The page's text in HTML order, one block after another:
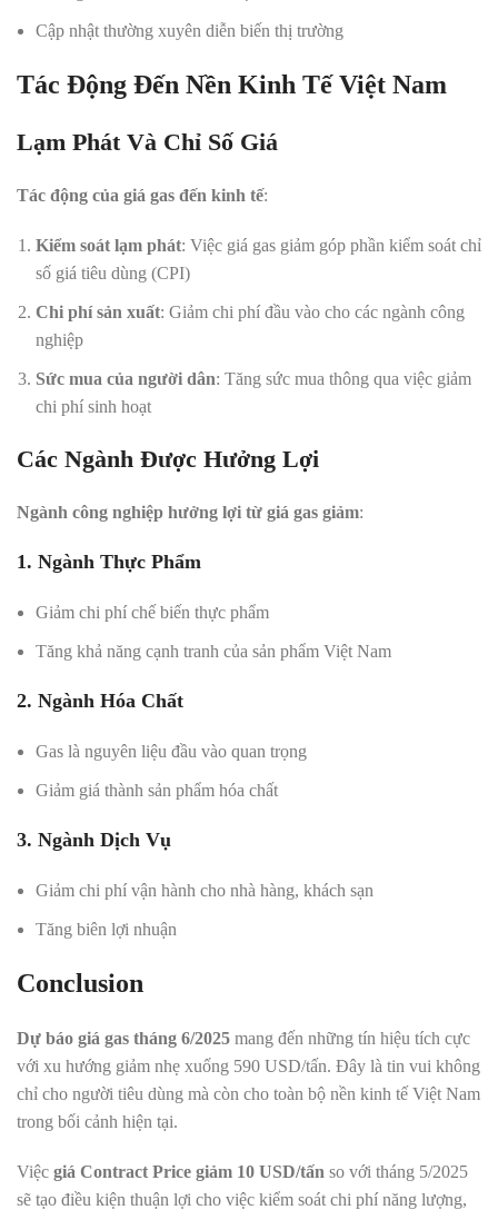
Cập nhật thường xuyên diễn biến thị trường
Tác Động Đến Nền Kinh Tế Việt Nam
Lạm Phát Và Chỉ Số Giá
Tác động của giá gas đến kinh tế:
Kiểm soát lạm phát: Việc giá gas giảm góp phần kiểm soát chỉ
số giá tiêu dùng (CPI)
Chi phí sản xuất: Giảm chi phí đầu vào cho các ngành công
nghiệp
Sức mua của người dân: Tăng sức mua thông qua việc giảm
chi phí sinh hoạt
Các Ngành Được Hưởng Lợi
Ngành công nghiệp hưởng lợi từ giá gas giảm:
1. Ngành Thực Phẩm
Giảm chi phí chế biến thực phẩm
Tăng khả năng cạnh tranh của sản phẩm Việt Nam
2. Ngành Hóa Chất
Gas là nguyên liệu đầu vào quan trọng
Giảm giá thành sản phẩm hóa chất
3. Ngành Dịch Vụ
Giảm chi phí vận hành cho nhà hàng, khách sạn
Tăng biên lợi nhuận
Conclusion
Dự báo giá gas tháng 6/2025 mang đến những tín hiệu tích cực
với xu hướng giảm nhẹ xuống 590 USD/tấn. Đây là tin vui không
chỉ cho người tiêu dùng mà còn cho toàn bộ nền kinh tế Việt Nam
trong bối cảnh hiện tại.
Việc giá Contract Price giảm 10 USD/tấn so với tháng 5/2025
sẽ tạo điều kiện thuận lợi cho việc kiểm soát chi phí năng lượng,